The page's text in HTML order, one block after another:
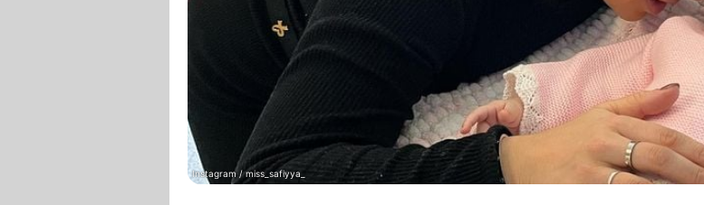
App runterladen
Team
Redaktionelle Richtlinien
Impressum
Datenschutzerklärung
Instagram / miss_safiyya_